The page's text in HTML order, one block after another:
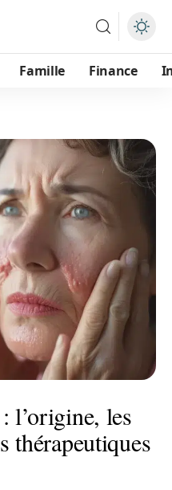
Famille Finance
l’origine, les
thérapeutiques